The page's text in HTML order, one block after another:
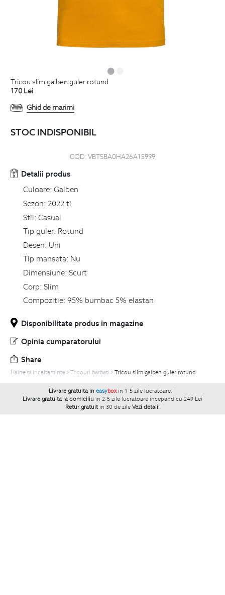
tricou slim galben guler rotund
170 Lei
Ghid de marimi
STOC INDISPONIBIL
COD:VBTSBA0HA26A15999
Detalii produs
Culoare: Galben
Sezon: 2022 ti
Stil: Casual
Tip guler: Rotund
Desen: Uni
Tip manseta: Nu
Dimensiune: Scurt
Corp: Slim
Compozitie: 95% bumbac 5% elastan
Disponibilitate produs in magazine
Opinia cumparatorului
Share
Haine si Incaltaminte Tricouri barbati Tricou slim galben guler rotund
Livrare gratuita in easybox in 1-5 zile lucratoare. `
Livrare gratuita la domiciliu in 2-5 zile lucratoare incepand cu 249 Lei
Retur gratuit in 30 de zile Vezi detalii